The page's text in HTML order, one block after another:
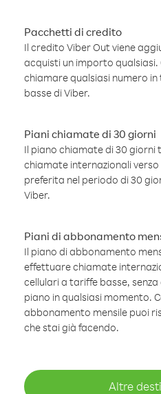
Pacchetti di credito
Il credito Viber Out viene
acquisti un importo
chiamare qualsiasi numero
basse di Viber.
Piani chiamate di 30 giorni
Il piano chiamate di 30 giorni
chiamate internazionali
preferita nel periodo di 30
Viber.
Piani di abbonamento
Il piano di abbonamento
effettuare chiamate
cellulari a tariffe basse,
piano in qualsiasi momento.
abbonamento mensile puoi
che stai già facendo.
Altre